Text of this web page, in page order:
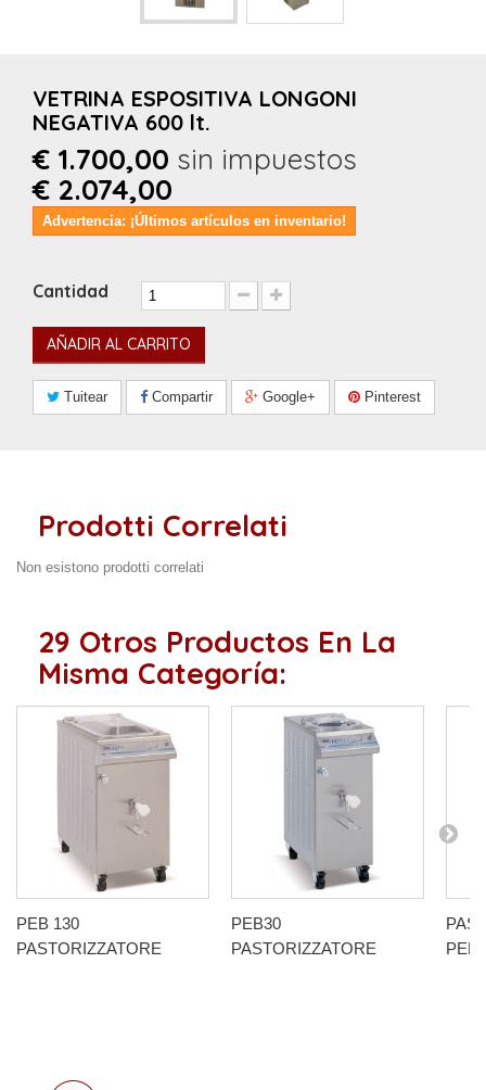
VETRINA ESPOSITIVA LONGONI
NEGATIVA 600 lt.
€ 1.700,00 sin impuestos
€ 2.074,00
Advertencia: ¡Últimos artículos en inventario!
Cantidad
AÑADIR AL CARRITO
Tuitear Compartir Google+ Pinterest
Prodotti Correlati
Non esistono prodotti correlati
29 Otros Productos En La
Misma Categoría:
PEB 130
PASTORIZZATORE
PEB30
PASTORIZZATORE